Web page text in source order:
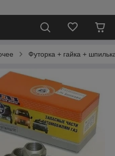
Футорка + гайка +